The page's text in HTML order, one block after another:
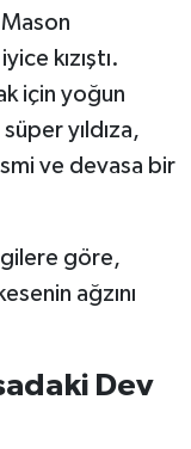
kızıştı.
için yoğun
yıldıza,
ve devasa bir
göre,
ağzını
Dev